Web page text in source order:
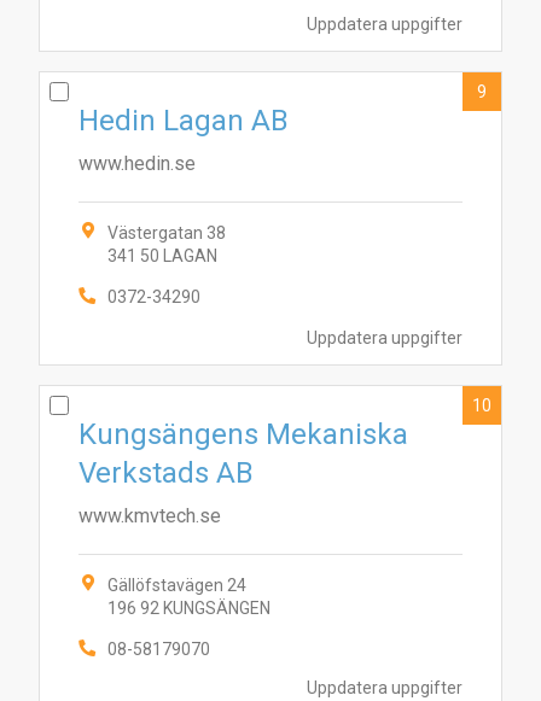
Uppdatera uppgifter
Uppdatera uppgifter
Hedin Lagan AB
www.hedin.se
Västergatan 38
341 50 LAGAN
0372-34290
9
Uppdatera uppgifter
Kungsängens Mekaniska
Verkstads AB
www.kmvtech.se
Gällöfstavägen 24
196 92 KUNGSÄNGEN
08-58179070
10